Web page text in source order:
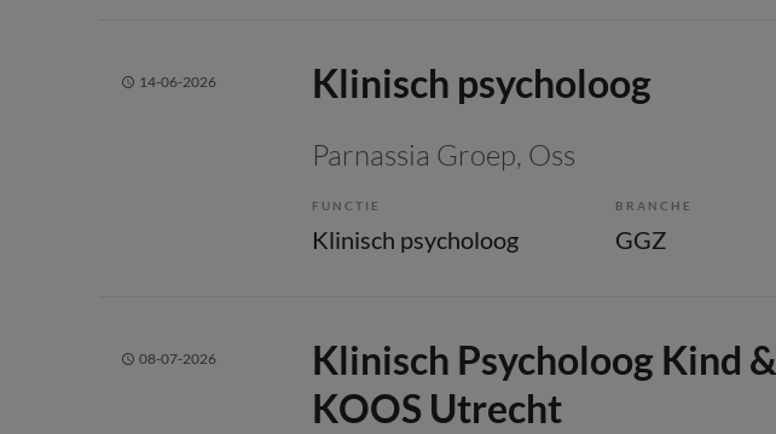
14-06-2026 Klinisch psycholoog
Parnassia Groep, Oss
FUNCTIE
Klinisch psycholoog
BRANCHE
GGZ
08-07-2026
Klinisch Psycholoog Kind
KOOS Utrecht